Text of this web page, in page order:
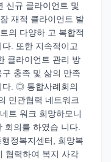
신규 클라이언트 및
재적 클라이언트 발
의 다양하 고 복합적
. 또한 지속적이고
클라이언트 관리 방
충족 및 삶의 만족
다. ◎ 통합사례회의
민관협력 네트워크
트 워크 희망하모니
회의를 하였습 니다.
정복지센터, 희망복
협력하여 복지 사각